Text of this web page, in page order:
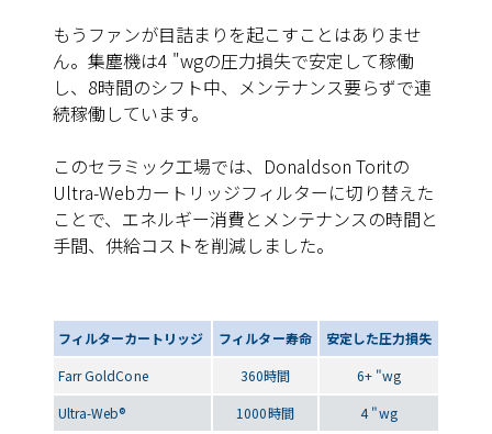
もうファンが目詰まりを起こすことはありませ
ん。集塵機は4 "wgの圧力損失で安定して稼働
し、8時間のシフト中、メンテナンス要らずで連
続稼働しています。
このセラミック工場では、Donaldson Toritの
Ultra-Webカートリッジフィルターに切り替えた
ことで、エネルギー消費とメンテナンスの時間と
手間、供給コストを削減しました。
フィルターカートリッジ フィルター寿命
安定した圧力損失
Farr GoldCone
360時間
6+ "wg
Ultra-Web®
1000時間 4 "wg